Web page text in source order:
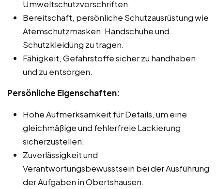
Umweltschutzvorschriften.
Bereitschaft, persönliche Schutzausrüstung wie
Atemschutzmasken, Handschuhe und
Schutzkleidung zu tragen.
Fähigkeit, Gefahrstoffe sicher zu handhaben
und zu entsorgen.
Persönliche Eigenschaften:
Hohe Aufmerksamkeit für Details, um eine
gleichmäßige und fehlerfreie Lackierung
sicherzustellen.
Zuverlässigkeit und
Verantwortungsbewusstsein bei der Ausführung
der Aufgaben in Obertshausen.